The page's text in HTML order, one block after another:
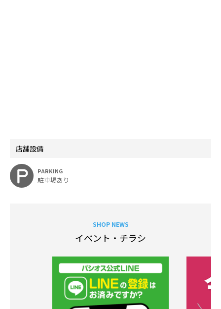
店舗設備
PARKING
駐車場あり
SHOP NEWS
イベント・チラシ